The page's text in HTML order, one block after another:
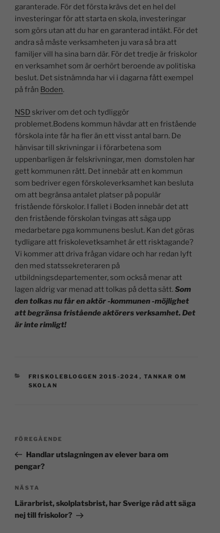
garanterade. För det första krävs det en hel del
investeringar för att starta en skola, investeringar
som görs utan att du har en garanterad intäkt. För det
andra så måste verksamheten ju vara så bra att
familjer vill ha sina barn där. För det tredje är friskolor
en verksamhet som är oerhört beroende av politiska
beslut. Det sistnämnda har vi i dagarna fått exempel
på från Boden.
NSD skriver om det och tydliggör
problemet.Bodens kommun hävdar att en fristående
förskola inte får ha fler än ett visst antal barn. De
hänvisar till skrivningar i i förarbetena som
uppenbarligen är felskrivningar, men domstolen har
gett kommunen rätt. Det innebär att en kommun
som bedriver egen förskoleverksamhet kan besluta
om att begränsa antalet platser på populär
fristående förskolor. I fallet i Boden innebär det att
den fristående förskolan tvingas att säga upp
medarbetare pga kommunens beslut. Kan det göras
tydligare att friskolevetksamhet är ett risktagande?
Vi kommer att driva frågan vidare och har redan lyft
den med statssekreteraren på
utbildningsdepartementer, som också menar att
lagen aldrig var menad att tolkas på detta sätt.Som
den tolkas nu får en aktör -kommunen -möjlighet
att begränsa fristående aktörers verksamhet. Det
är inte rimligt!
FRISKOLEBLOGGEN 2015-2024 , TANKAR OM
SKOLAN
FÖREGÅENDE
Handlar utslagningen av elever bara om
pengar?
NÄSTA
Lärarbrist, skolplatsbrist, har Sverige råd att säga
nej till friskolor?